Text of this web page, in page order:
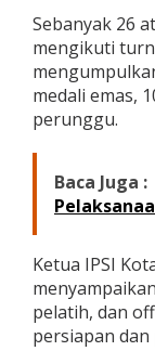
M
e
d
a
K
a
l
r
e
s
C
Sebanyak 26
mengikuti
medali emas,
perunggu.
Baca Juga :
Ketua IPSI
pelatih, dan
persiapan